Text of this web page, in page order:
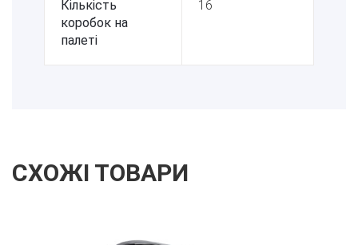
Кількість
коробок на
палеті
16
СХОЖІ ТОВАРИ